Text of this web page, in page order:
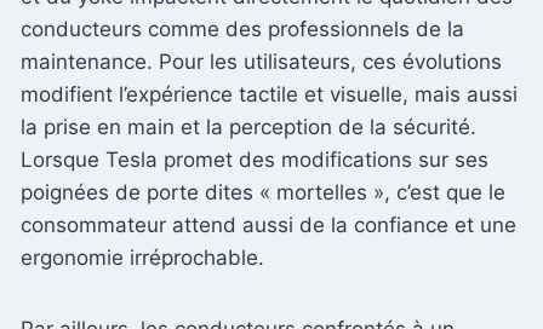
conducteurs comme des professionnels de la
maintenance. Pour les utilisateurs, ces évolutions
modifient l’expérience tactile et visuelle, mais aussi
la prise en main et la perception de la sécurité.
Lorsque Tesla promet des modifications sur ses
poignées de porte dites « mortelles », c’est que le
consommateur attend aussi de la confiance et une
ergonomie irréprochable.